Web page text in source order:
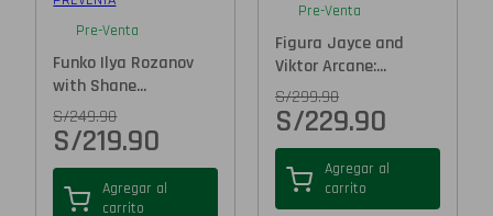
Pre-Venta
Funko Ilya Rozanov
with Shane...
S/249.90
S/219.90
Agregar al
carrito
Pre-Venta
Figura Jayce and
Viktor Arcane:...
S/299.90
S/229.90
Agregar al
carrito